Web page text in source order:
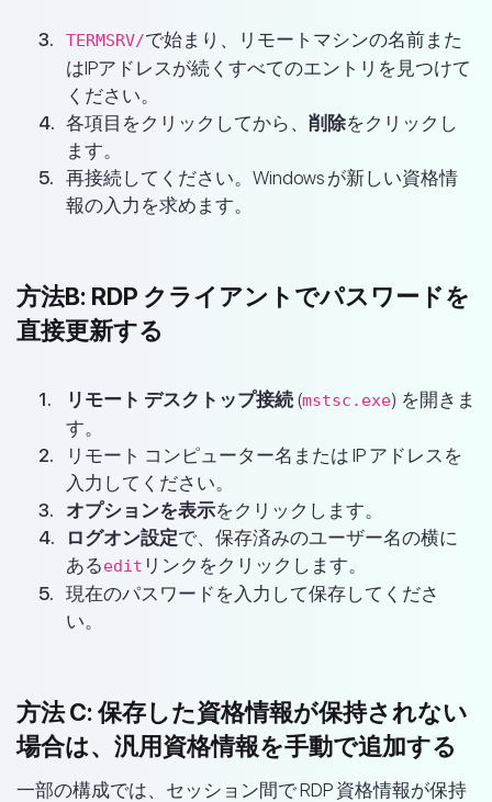
TERMSRV/で始まり、リモートマシンの名前また
はIPアドレスが続くすべてのエントリを見つけて
ください。
各項目をクリックしてから、 削除をクリックし
ます。
再接続してください。Windows が新しい資格情
報の入力を求めます。
方法B: RDP クライアントでパスワードを
直接更新する
リモート デスクトップ接続 (mstsc.exe) を開きま
す。
リモート コンピューター名または IP アドレスを
入力してください。
オプションを表示をクリックします。
ログオン設定で、保存済みのユーザー名の横に
あるedit リンクをクリックします。
現在のパスワードを入力して保存してくださ
い。
方法 C: 保存した資格情報が保持されない
場合は、汎用資格情報を手動で追加する
一部の構成では、セッション間で RDP 資格情報が保持